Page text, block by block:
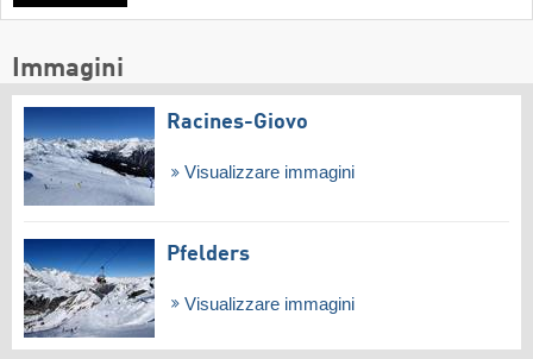
Immagini
Racines-Giovo
Visualizzare immagini
Pfelders
Visualizzare immagini